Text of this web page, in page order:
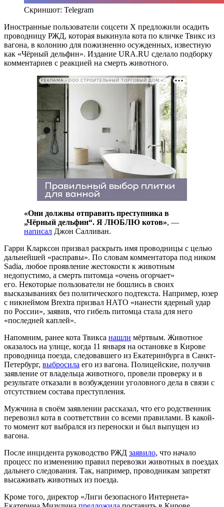
Скриншот: Telegram
Иностранные пользователи соцсети Х предложили осадить
проводницу РЖД, которая выкинула кота по кличке Твикс из
вагона, в колонию для пожизненно осужденных, известную
как «Чёрный дельфин». Издание URA.RU сделало подборку
комментариев с реакцией на смерть животного.
РЕКЛАМА • ООО СТРОИТЕЛЬНЫЙ ТОРГОВЫЙ ДОМ «ПЕТРОВИЧ». ИНН: 7802348846
«Они должны отправить преступника в
„Чёрный дельфин“. Я ЛЮБЛЮ котов», —
написал Джон Салливан.
Гарри Кларксон призвал раскрыть имя проводницы с целью
дальнейшей «расправы». По словам комментатора под ником
Sadia, любое проявление жестокости к животным
недопустимо, а смерть питомца «очень огорчает»
его. Некоторые пользователи не бошлись в своих
высказываниях без политического подтекста. Например, юзер
с никнеймом Brextra призвал НАТО «нанести ядерный удар
по России», заявив, что гибель питомца стала для него
«последней каплей».
Напомним, ранее кота Твикса нашли мёртвым. Животное
оказалось на улице, когда 11 января на остановке в Кирове
проводница поезда, следовавшего из Екатеринбурга в Санкт-
Петербург, выбросила его из вагона. Полицейские, получив
заявление от владельца животного, провели проверку и в
результате отказали в возбуждении уголовного дела в связи с
отсутствием состава преступления.
Мужчина в своём заявлении рассказал, что его родственник
перевозил кота в соответствии со всеми правилами. В какой-
то момент кот выбрался из переноски и был выпущен из
вагона.
После инцидента руководство РЖД заявило, что начало
процесс по изменению правил перевозки животных в поездах
дальнего следования. Так, например, проводникам запретят
высаживать животных из поезда.
Кроме того, директор «Лиги безопасного Интернета»